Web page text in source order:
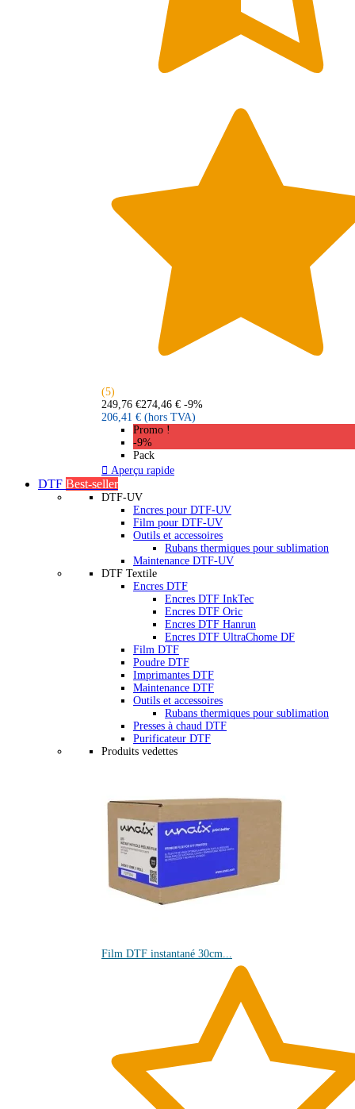
(5)
249,76 €274,46 € -9%
206,41 € (hors TVA)
Promo !
-9%
Pack
 Aperçu rapide
DTF Best-seller
DTF-UV
Encres pour DTF-UV
Film pour DTF-UV
Outils et accessoires
Rubans thermiques pour sublimation
Maintenance DTF-UV
DTF Textile
Encres DTF
Encres DTF InkTec
Encres DTF Oric
Encres DTF Hanrun
Encres DTF UltraChome DF
Film DTF
Poudre DTF
Imprimantes DTF
Maintenance DTF
Outils et accessoires
Rubans thermiques pour sublimation
Presses à chaud DTF
Purificateur DTF
Produits vedettes
Film DTF instantané 30cm...